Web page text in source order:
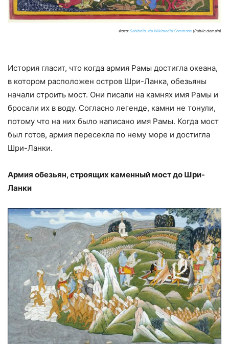
Фото: Sahibdin, via Wikimedia Commons (Public domain)
История гласит, что когда армия Рамы достигла океана,
в котором расположен остров Шри-Ланка, обезьяны
начали строить мост. Они писали на камнях имя Рамы и
бросали их в воду. Согласно легенде, камни не тонули,
потому что на них было написано имя Рамы. Когда мост
был готов, армия пересекла по нему море и достигла
Шри-Ланки.
Армия обезьян, строящих каменный мост до Шри-
Ланки